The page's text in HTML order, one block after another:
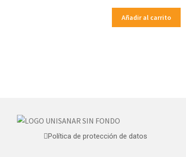
Añadir al carrito
Política de protección de datos